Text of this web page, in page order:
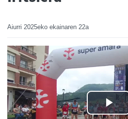
Aiurri 2025eko ekainaren 22a